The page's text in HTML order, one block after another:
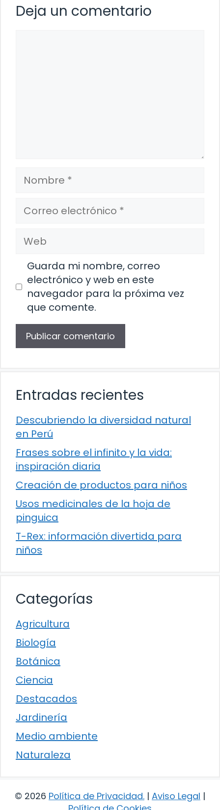
Deja un comentario
Nombre
Correo
electrónico
Web
Guarda mi nombre, correo
electrónico y web en este
navegador para la próxima vez
que comente.
Entradas recientes
Descubriendo la diversidad natural
en Perú
Frases sobre el infinito y la vida:
inspiración diaria
Creación de productos para niños
Usos medicinales de la hoja de
pinguica
T-Rex: información divertida para
niños
Categorías
Agricultura
Biología
Botánica
Ciencia
Destacados
Jardinería
Medio ambiente
Naturaleza
© 2026 Política de Privacidad. | Aviso Legal |